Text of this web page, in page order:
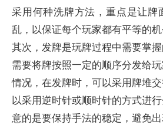
采用何种洗牌方法，重点是让牌
乱，以保证每个玩家都有平等的机
其次，发牌是玩牌过程中需要掌
需要将牌按照一定的顺序分发给
情况，在发牌时，可以采用牌堆
以采用逆时针或顺时针的方式进
意的是要保持手法的稳定，避免